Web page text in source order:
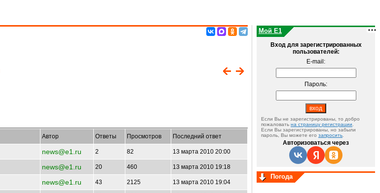
Автор Ответы Просмотров Последний ответ
news@e1.ru 2 82 13 марта 2010 20:00
news@e1.ru 20 460 13 марта 2010 19:18
news@e1.ru 43 2125 13 марта 2010 19:04
Мой E1
Вход для зарегистрированных
пользователей:
E-mail:
Пароль:
Если Вы не зарегистрированы, то добро
пожаловать на страницу регистрации
Если Вы зарегистрированы, но забыли
пароль, Вы можете его запросить
Авторизоваться через
Погода